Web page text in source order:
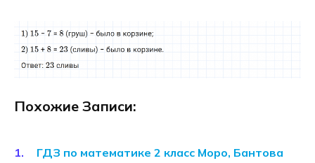
Похожие Записи:
ГДЗ по математике 2 класс Моро, Бантова